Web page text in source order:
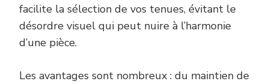
facilite la sélection de vos tenues, évitant le
désordre visuel qui peut nuire à l’harmonie
d’une pièce.
Les avantages sont nombreux : du maintien de